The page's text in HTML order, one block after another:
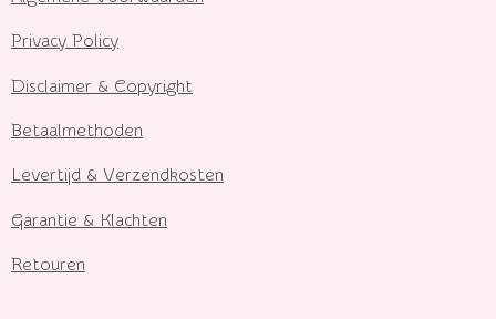
Privacy Policy
Disclaimer & Copyright
Betaalmethoden
Levertijd & Verzendkosten
Garantie & Klachten
Retouren